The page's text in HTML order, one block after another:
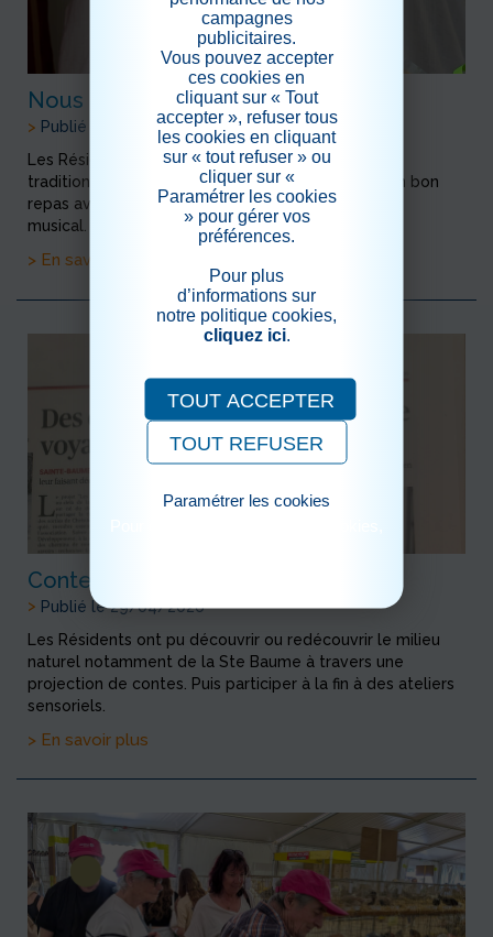
Nous avons Fêté le 1er Mai
> Publié le 03/05/2026
Les Résidents à l'occasion du 1er Mai ont reçu le
traditionnel brin de Muguet , suivi d'un apéritif, d'un bon
repas avec des tables décorées et un après midi
musical.
> En savoir plus
Contes Immersifs
> Publié le 29/04/2026
Les Résidents ont pu découvrir ou redécouvrir le milieu
naturel notamment de la Ste Baume à travers une
projection de contes. Puis participer à la fin à des ateliers
sensoriels.
> En savoir plus
campagnes
publicitaires.
Vous pouvez accepter
ces cookies en
cliquant sur « Tout
accepter », refuser tous
les cookies en cliquant
sur « tout refuser » ou
cliquer sur «
Paramétrer les cookies
» pour gérer vos
préférences.
Pour plus
d’informations sur
notre politique cookies,
cliquez ici.
TOUT ACCEPTER
TOUT REFUSER
Paramétrer les cookies